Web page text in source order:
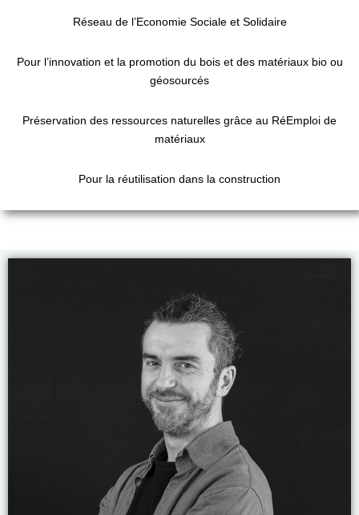
Réseau de l’Economie Sociale et Solidaire
Pour l’innovation et la promotion du bois et des matériaux bio ou
géosourcés
Préservation des ressources naturelles grâce au RéEmploi de
matériaux
Pour la réutilisation dans la construction